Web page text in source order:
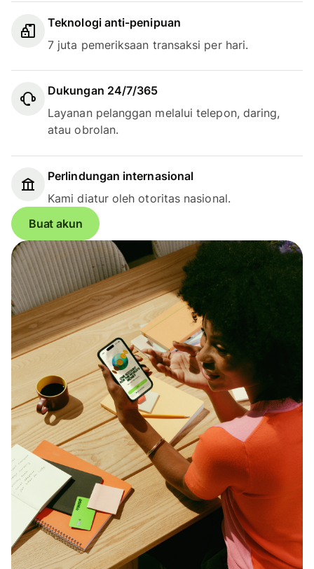
Teknologi anti-penipuan
7 juta pemeriksaan transaksi per hari.
Dukungan 24/7/365
Layanan pelanggan melalui telepon, daring,
atau obrolan.
Perlindungan internasional
Kami diatur oleh otoritas nasional.
Buat akun